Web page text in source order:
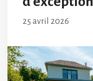
25 avril 2026